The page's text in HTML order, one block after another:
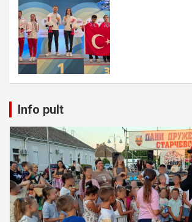
Info pult